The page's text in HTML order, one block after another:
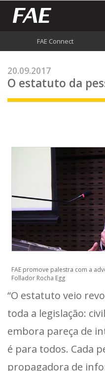
FAE Connect
20.09.2017
O estatuto da
FAE promove palestra com a
Follador Rocha Egg
“O estatuto veio
toda a legislação:
embora pareça de
é para todos. Cada
propagadora de